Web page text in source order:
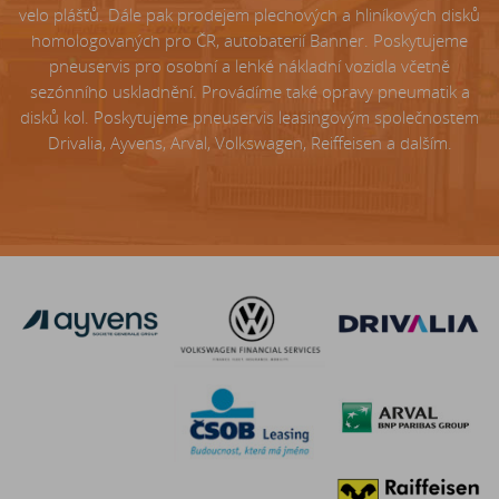
velo plášťů. Dále pak prodejem plechových a hliníkových disků
homologovaných pro ČR, autobaterií Banner. Poskytujeme
pneuservis pro osobní a lehké nákladní vozidla včetně
sezónního uskladnění. Provádíme také opravy pneumatik a
disků kol. Poskytujeme pneuservis leasingovým společnostem
Drivalia, Ayvens, Arval, Volkswagen, Reiffeisen a dalším.